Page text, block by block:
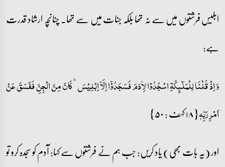
ابلیس فرشتوں میں سے نہ تھا بلکہ جنات میں سے تھا۔ چنانچہ ارشاد قدرت
ہے:
وَ اِذۡ قُلۡنَا لِلۡمَلٰٓئِکَۃِ اسۡجُدُوۡا لِاٰدَمَ فَسَجَدُوۡۤا اِلَّاۤ اِبۡلِیۡسَ ؕ کَانَ مِنَ الۡجِنِّ فَفَسَقَ عَنۡ
اَمۡرِ رَبِّہٖ{۱۸ کہف : ۵۰}
اور (یہ بات بھی) یاد کریں: جب ہم نے فرشتوں سے کہا: آدم کو سجدہ کرو تو